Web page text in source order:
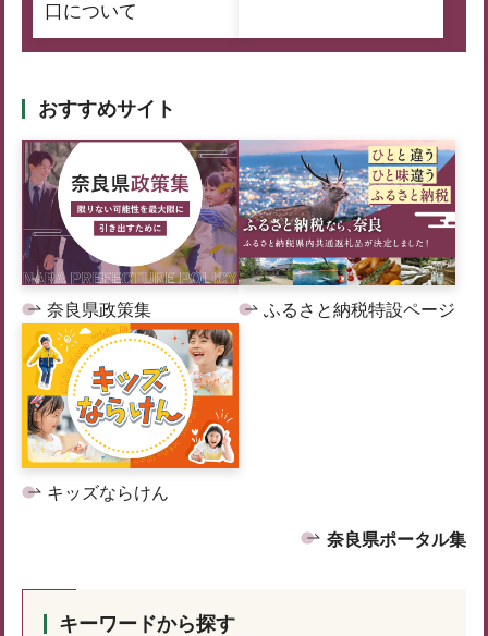
口について
おすすめサイト
奈良県政策集 ふるさと納税特設ページ
キッズならけん
奈良県ポータル集
キーワードから探す